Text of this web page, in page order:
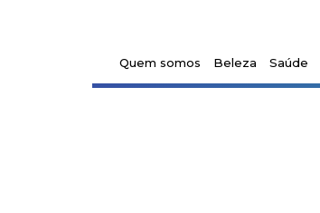
Quem somos Beleza Saúde